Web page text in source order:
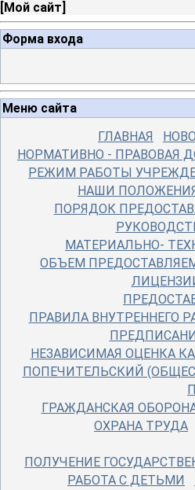
[Мой сайт]
Форма входа
Меню сайта
ГЛАВНАЯ
НОРМАТИВНО - ПРАВОВАЯ
РЕЖИМ РАБОТЫ
НАШИ
ПОРЯДОК
МАТЕРИАЛЬНО-
ОБЪЕМ
ПРАВИЛА ВНУТРЕННЕГО
НЕЗАВИСИМАЯ ОЦЕНКА
ПОПЕЧИТЕЛЬСКИЙ
ГРАЖДАНСКАЯ
ОХРАНА ТРУДА
ПОЛУЧЕНИЕ
РАБОТА С ДЕТЬМИ